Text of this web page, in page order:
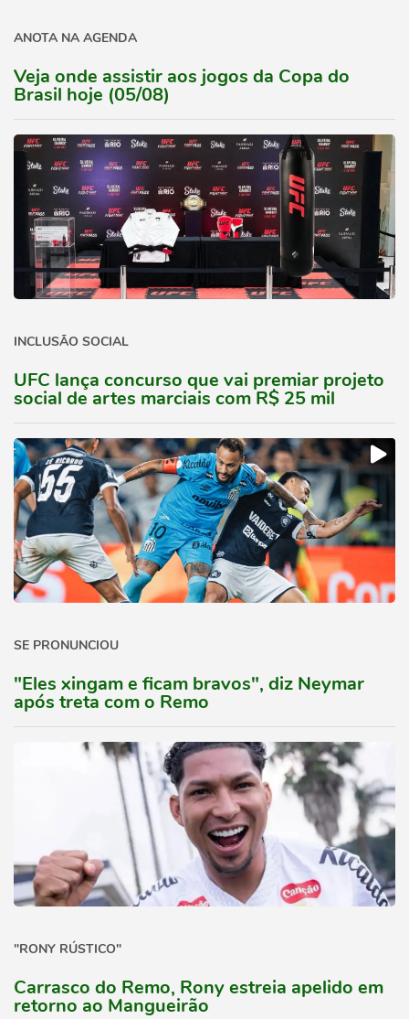
ANOTA NA AGENDA
Veja onde assistir aos jogos da Copa do
Brasil hoje (05/08)
INCLUSÃO SOCIAL
UFC lança concurso que vai premiar projeto
social de artes marciais com R$ 25 mil
SE PRONUNCIOU
"Eles xingam e ficam bravos", diz Neymar
após treta com o Remo
"RONY RÚSTICO"
Carrasco do Remo, Rony estreia apelido em
retorno ao Mangueirão